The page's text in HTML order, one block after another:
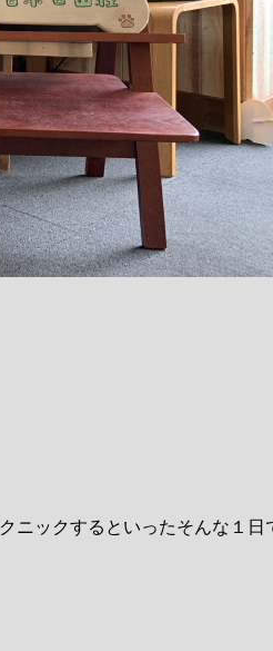
ニックするといったそんな１日